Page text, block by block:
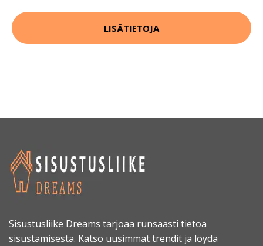
LISÄTIETOJA
Sisustusliike Dreams tarjoaa runsaasti tietoa
sisustamisesta. Katso uusimmat trendit ja löydä